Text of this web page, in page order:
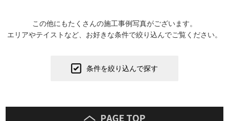
この他にもたくさんの施工事例写真がございます。
エリアやテイストなど、お好きな条件で絞り込んでご覧ください。
条件を絞り込んで探す